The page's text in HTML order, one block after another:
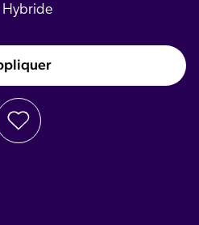
Hybride